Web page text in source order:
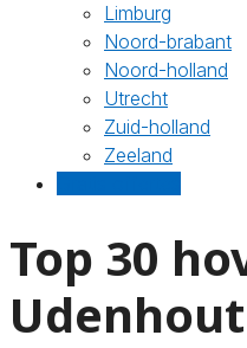
Limburg
Noord-brabant
Noord-holland
Utrecht
Zuid-holland
Zeeland
Top 30
Udenhout